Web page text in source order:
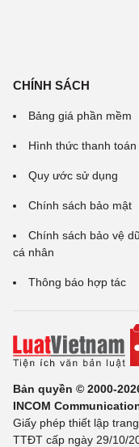
CHÍNH SÁCH
Bảng giá phần mềm
Hình thức thanh toán
Quy ước sử dụng
Chính sách bảo mật
Chính sách bảo vệ
cá nhân
Thông báo hợp tác
Bản quyền © 2000-
INCOM
Giấy phép thiết lập
TTĐT cấp ngày 29/10/